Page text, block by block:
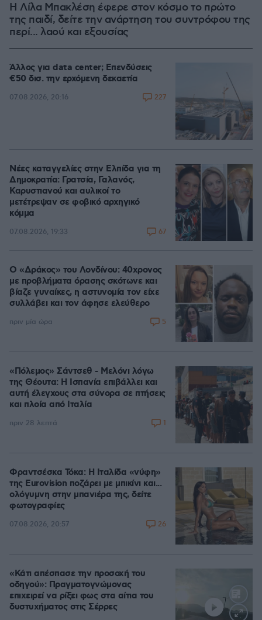
Η Λίλα Μπακλέση έφερε στον κόσμο το πρώτο
της παιδί, δείτε την ανάρτηση του συντρόφου της
περί... λαού και εξουσίας
Άλλος για data center; Επενδύσεις
€50 δισ. την ερχόμενη δεκαετία
07.08.2026, 20:16 227
Νέες καταγγελίες στην Ελπίδα για τη
Δημοκρατία: Γρατσία, Γαλανός,
Καρυστιανού και αυλικοί το
μετέτρεψαν σε φοβικό αρχηγικό
κόμμα
07.08.2026, 19:33 67
Ο «Δράκος» του Λονδίνου: 40χρονος
με προβλήματα όρασης σκότωνε και
βίαζε γυναίκες, η αστυνομία τον είχε
συλλάβει και τον άφησε ελεύθερο
πριν μία ώρα 5
«Πόλεμος» Σάντσεθ - Μελόνι λόγω
της Θέουτα: Η Ισπανία επιβάλλει και
αυτή έλεγχους στα σύνορα σε πτήσεις
και πλοία από Ιταλία
πριν 28 λεπτά 1
Φραντσέσκα Τόκα: Η Ιταλίδα «νύφη»
της Eurovision ποζάρει με μπικίνι και...
ολόγυμνη στην μπανιέρα της, δείτε
φωτογραφίες
07.08.2026, 20:57 26
«Κάτι απέσπασε την προσοχή του
οδηγού»: Πραγματογνώμονας
επιχειρεί να ρίξει φως στα αίτια του
δυστυχήματος στις Σέρρες